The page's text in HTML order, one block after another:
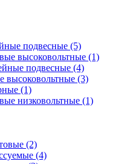
подвесные (5)
высоковольтные (1)
подвесные (4)
высоковольтные (3)
(1)
низковольтные (1)
(2)
(4)